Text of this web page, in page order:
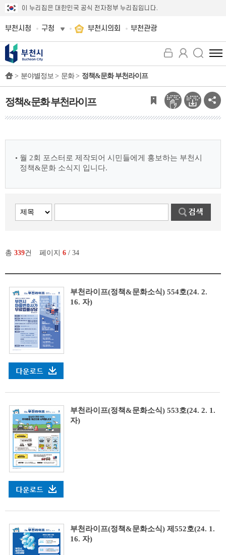
이 누리집은 대한민국 공식 전자정부 누리집입니다.
부천시청 구청 부천시의회 부천관광
전
체
뉴
보
기
> 분야별정보 > 문화 > 정책&문화 부천라이프
정책&문화 부천라이프
월 2회 포스터로 제작되어 시민들에게 홍보하는 부천시
정책&문화 소식지 입니다.
총 339건 페이지 6 / 34
부천라이프(정책&문화소식) 554호(24. 2.
16. 자)
부천라이프(정책&문화소식) 553호(24. 2. 1.
자)
부천라이프(정책&문화소식) 제552호(24. 1.
16. 자)